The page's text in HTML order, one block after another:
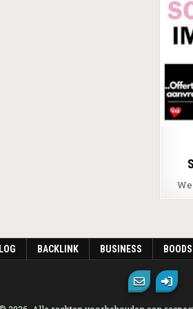
BACKLINK BUSINESS